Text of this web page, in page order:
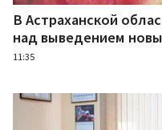
В Астраханской
над выведением
11:35